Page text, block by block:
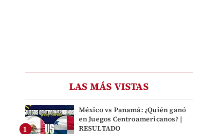
LAS MÁS VISTAS
México vs Panamá: ¿Quién ganó
en Juegos Centroamericanos? |
RESULTADO